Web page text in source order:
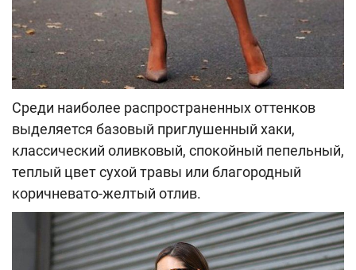
Среди наиболее распространенных оттенков
выделяется базовый приглушенный хаки,
классический оливковый, спокойный пепельный,
теплый цвет сухой травы или благородный
коричневато-желтый отлив.